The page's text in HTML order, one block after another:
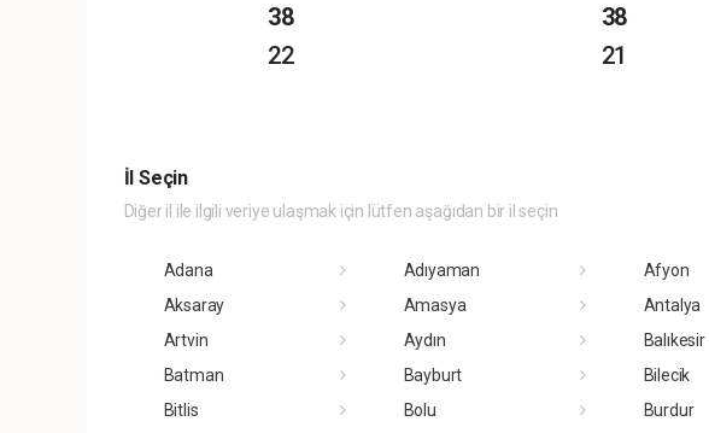
38
22
38
21
İl Seçin
Diğer il ile ilgili veriye ulaşmak için lütfen aşağıdan bir il seçin
Adana Adıyaman Afyon
Aksaray
Amasya Antalya
Artvin
Aydın Balıkesir
Batman
Bayburt Bilecik
Bitlis
Bolu Burdur